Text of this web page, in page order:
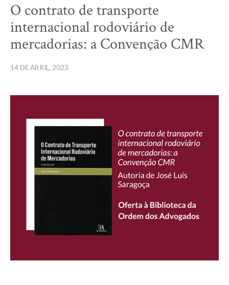
O contrato de transporte
internacional rodoviário de
mercadorias: a Convenção CMR
14 DE ABRIL, 2023